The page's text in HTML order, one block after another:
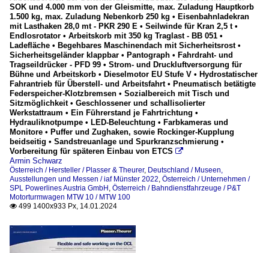
SOK und 4.000 mm von der Gleismitte, max. Zuladung Hauptkorb
1.500 kg, max. Zuladung Nebenkorb 250 kg • Eisenbahnladekran
mit Lasthaken 28,0 mt - PKR 290 E • Seilwinde für Kran 2,5 t •
Endlosrotator • Arbeitskorb mit 350 kg Traglast - BB 051 •
Ladefläche • Begehbares Maschinendach mit Sicherheitsrost •
Sicherheitsgeländer klappbar • Pantograph • Fahrdraht- und
Tragseildrücker - PFD 99 • Strom- und Druckluftversorgung für
Bühne und Arbeitskorb • Dieselmotor EU Stufe V • Hydrostatischer
Fahrantrieb für Überstell- und Arbeitsfahrt • Pneumatisch betätigte
Federspeicher-Klotzbremsen • Sozialbereich mit Tisch und
Sitzmöglichkeit • Geschlossener und schallisolierter
Werkstattraum • Ein Führerstand je Fahrtrichtung •
Hydrauliknotpumpe • LED-Beleuchtung • Farbkameras und
Monitore • Puffer und Zughaken, sowie Rockinger-Kupplung
beidseitig • Sandstreuanlage und Spurkranzschmierung •
Vorbereitung für späteren Einbau von ETCS 
Armin Schwarz
Österreich / Hersteller / Plasser & Theurer, Deutschland / Museen,
Ausstellungen und Messen / iaf Münster 2022 Österreich / Unternehmen /
SPL Powerlines Austria GmbH Österreich / Bahndienstfahrzeuge / P&T
Motorturmwagen MTW 10 / MTW 100
 499 1400x933 Px, 14.01.2024